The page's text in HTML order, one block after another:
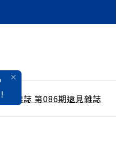
號雜誌 第086期遠見雜誌